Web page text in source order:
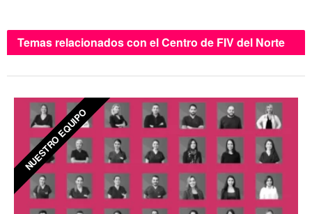
Temas relacionados con el Centro de FIV del Norte
NUESTRO EQUIPO